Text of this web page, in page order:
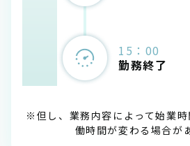
15：00
勤務終了
※但し、業務内容によって始業
働時間が変わる場合が